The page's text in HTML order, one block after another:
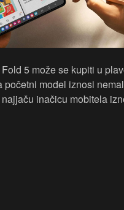
5 može se kupiti u
početni model iznosi
inačicu mobitela